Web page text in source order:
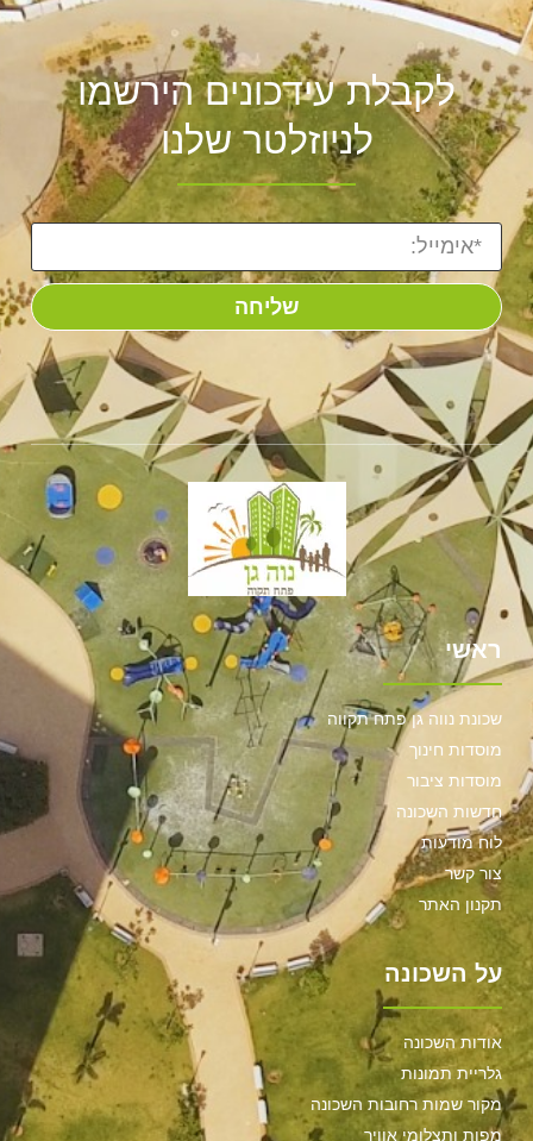
לקבלת עידכונים הירשמו
לניוזלטר שלנו
שליחה
ראשי
שכונת נווה גן פתח תקווה
מוסדות חינוך
מוסדות ציבור
חדשות השכונה
לוח מודעות
צור קשר
תקנון האתר
על השכונה
אודות השכונה
גלריית תמונות
מקור שמות רחובות השכונה
מפות ותצלומי אוויר